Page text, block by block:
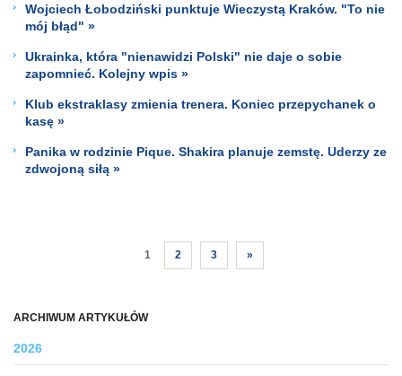
ARCHIWUM ARTYKUŁÓW
2026
Wojciech Łobodziński punktuje Wieczystą Kraków. "To nie
mój błąd" »
Ukrainka, która "nienawidzi Polski" nie daje o sobie
zapomnieć. Kolejny wpis »
Klub ekstraklasy zmienia trenera. Koniec przepychanek o
kasę »
Panika w rodzinie Pique. Shakira planuje zemstę. Uderzy ze
zdwojoną siłą »
1 2 3 »